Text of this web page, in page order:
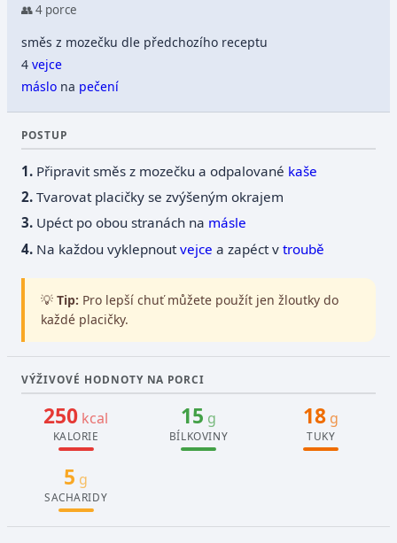
👥 4 porce
směs z mozečku dle předchozího receptu
4vejce
máslo na pečení
POSTUP
Připravit směs z mozečku a odpalované kaše
Tvarovat placičky se zvýšeným okrajem
Upéct po obou stranách na másle
Na každou vyklepnoutvejce a zapéct vtroubě
💡 Tip: Pro lepší chuť můžete použít jen žloutky do
každé placičky.
VÝŽIVOVÉ HODNOTY NA PORCI
250 kcal
KALORIE
15 g
BÍLKOVINY
18 g
TUKY
5 g
SACHARIDY